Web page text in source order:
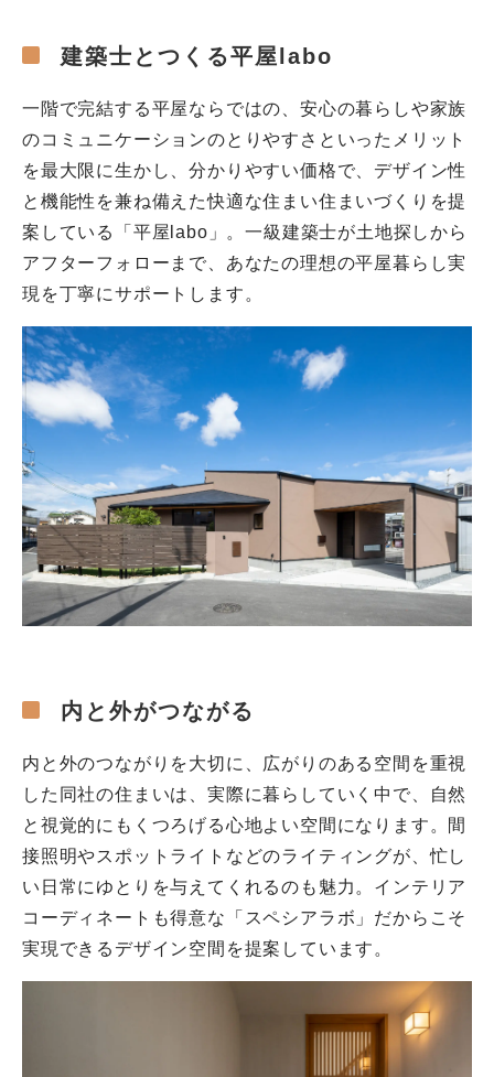
建築士とつくる平屋labo
一階で完結する平屋ならではの、安心の暮らしや家族
のコミュニケーションのとりやすさといったメリット
を最大限に生かし、分かりやすい価格で、デザイン性
と機能性を兼ね備えた快適な住まい住まいづくりを提
案している「平屋labo」。一級建築士が土地探しから
アフターフォローまで、あなたの理想の平屋暮らし実
現を丁寧にサポートします。
内と外がつながる
内と外のつながりを大切に、広がりのある空間を重視
した同社の住まいは、実際に暮らしていく中で、自然
と視覚的にもくつろげる心地よい空間になります。間
接照明やスポットライトなどのライティングが、忙し
い日常にゆとりを与えてくれるのも魅力。インテリア
コーディネートも得意な「スペシアラボ」だからこそ
実現できるデザイン空間を提案しています。